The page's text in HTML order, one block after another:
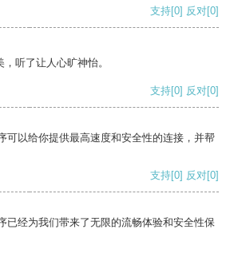
支持[0] 反对[0]
听了让人心旷神怡。
支持[0] 反对[0]
可以给你提供最高速度和安全性的连接，并帮
支持[0] 反对[0]
已经为我们带来了无限的流畅体验和安全性保